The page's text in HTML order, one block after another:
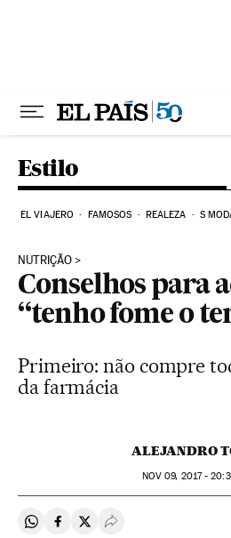
Estilo
EL VIAJERO FAMOSOS REALEZA S
NUTRIÇÃO
Conselhos para
“tenho fome o
Primeiro: não compre
da farmácia
ALEJANDRO
NOV 09, 2017 -
Compartir en Whatsapp
Compartir en Facebook
Compartir en Twitter
Desplegar Redes